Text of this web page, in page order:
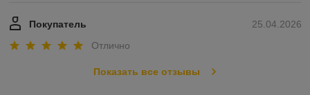
25.04.2026
Покупатель
Отлично
Показать все отзывы